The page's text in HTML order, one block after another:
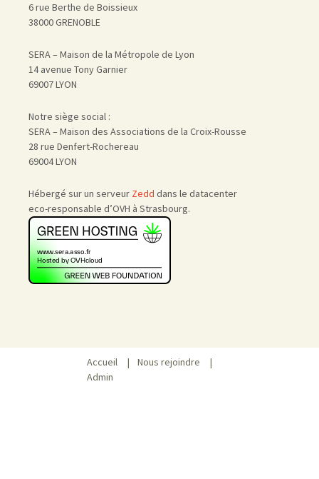
6 rue Berthe de Boissieux
38000 GRENOBLE
SERA – Maison de la Métropole de Lyon
14 avenue Tony Garnier
69007 LYON
Notre siège social :
SERA – Maison des Associations de la Croix-Rousse
28 rue Denfert-Rochereau
69004 LYON
Hébergé sur un serveur Zedd dans le datacenter
eco-responsable d’OVH à Strasbourg.
Accueil | Nous rejoindre
|
Admin